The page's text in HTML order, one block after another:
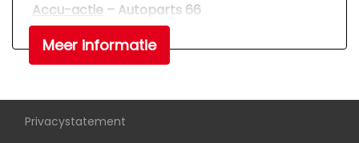
Accu-actie – Autoparts 66
Wij hebben eennieuwe voorraad accu’s
binnen in diversematen en merken.
41 AMP –€ 50,-
60 AMP –€ 70,-
70 AMP –
Meer informatie
Privacystatement